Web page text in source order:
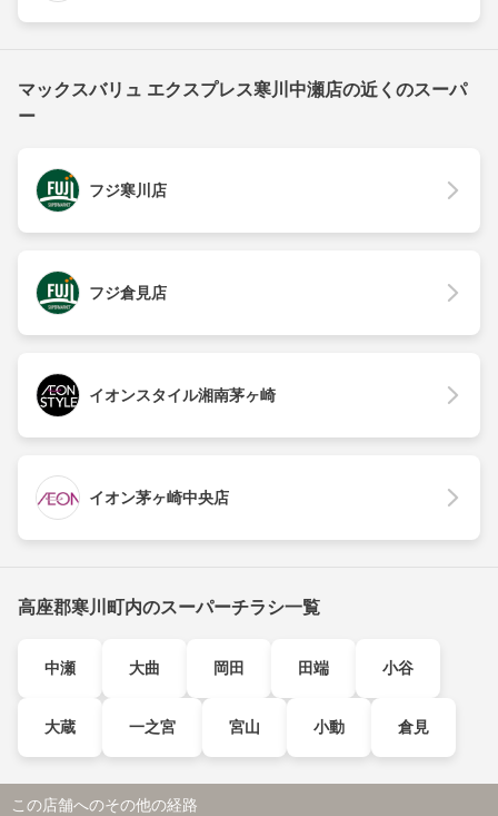
マックスバリュ エクスプレス寒川中瀬店の近くのスーパ
ー
フジ寒川店
フジ倉見店
イオンスタイル湘南茅ヶ崎
イオン茅ヶ崎中央店
高座郡寒川町内のスーパーチラシ一覧
中瀬 大曲 岡田 田端 小谷
大蔵 一之宮 宮山 小動 倉見
この店舗へのその他の経路